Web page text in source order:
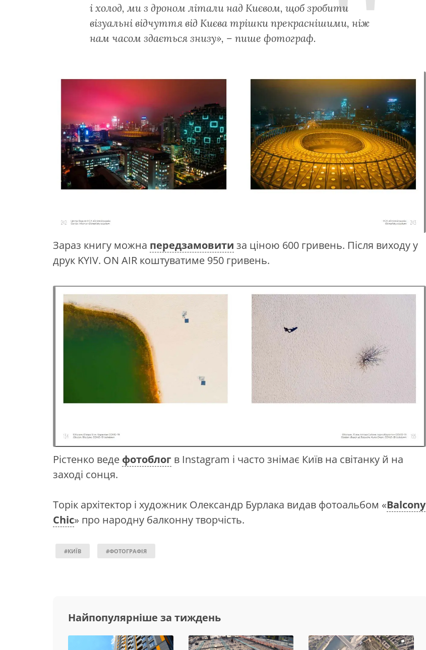
і холод, ми з дроном літали над Києвом, щоб зробити
візуальні відчуття від Києва трішки прекраснішими, ніж
нам часом здається знизу», – пише фотограф.
Зараз книгу можна передзамовити за ціною 600 гривень. Після виходу у
друк KYIV. ON AIR коштуватиме 950 гривень.
Рістенко веде фотоблог в Іnstagram і часто знімає Київ на світанку й на
заході сонця.
Торік архітектор і художник Олександр Бурлака видав фотоальбом «Balcony
Chic» про народну балконну творчість.
#КИЇВ #ФОТОГРАФІЯ
Найпопулярніше за тиждень